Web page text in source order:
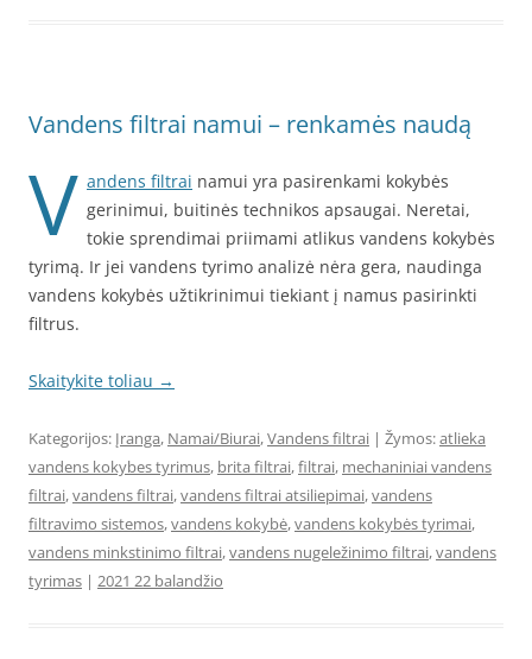
Vandens filtrai namui – renkamės naudą
V andens filtrai namui yra pasirenkami kokybės
gerinimui, buitinės technikos apsaugai. Neretai,
tokie sprendimai priimami atlikus vandens kokybės
tyrimą. Ir jei vandens tyrimo analizė nėra gera, naudinga
vandens kokybės užtikrinimui tiekiant į namus pasirinkti
filtrus.
Skaitykite toliau →
Kategorijos: Įranga, Namai/Biurai,Vandens filtrai | Žymos:atlieka
vandens kokybes tyrimus, brita filtrai,filtrai, mechaniniai vandens
filtrai,vandens filtrai,vandens filtrai atsiliepimai,vandens
filtravimo sistemos,vandens kokybė,vandens kokybės tyrimai,
vandens minkstinimo filtrai,vandens nugeležinimo filtrai,vandens
tyrimas | 2021 22 balandžio